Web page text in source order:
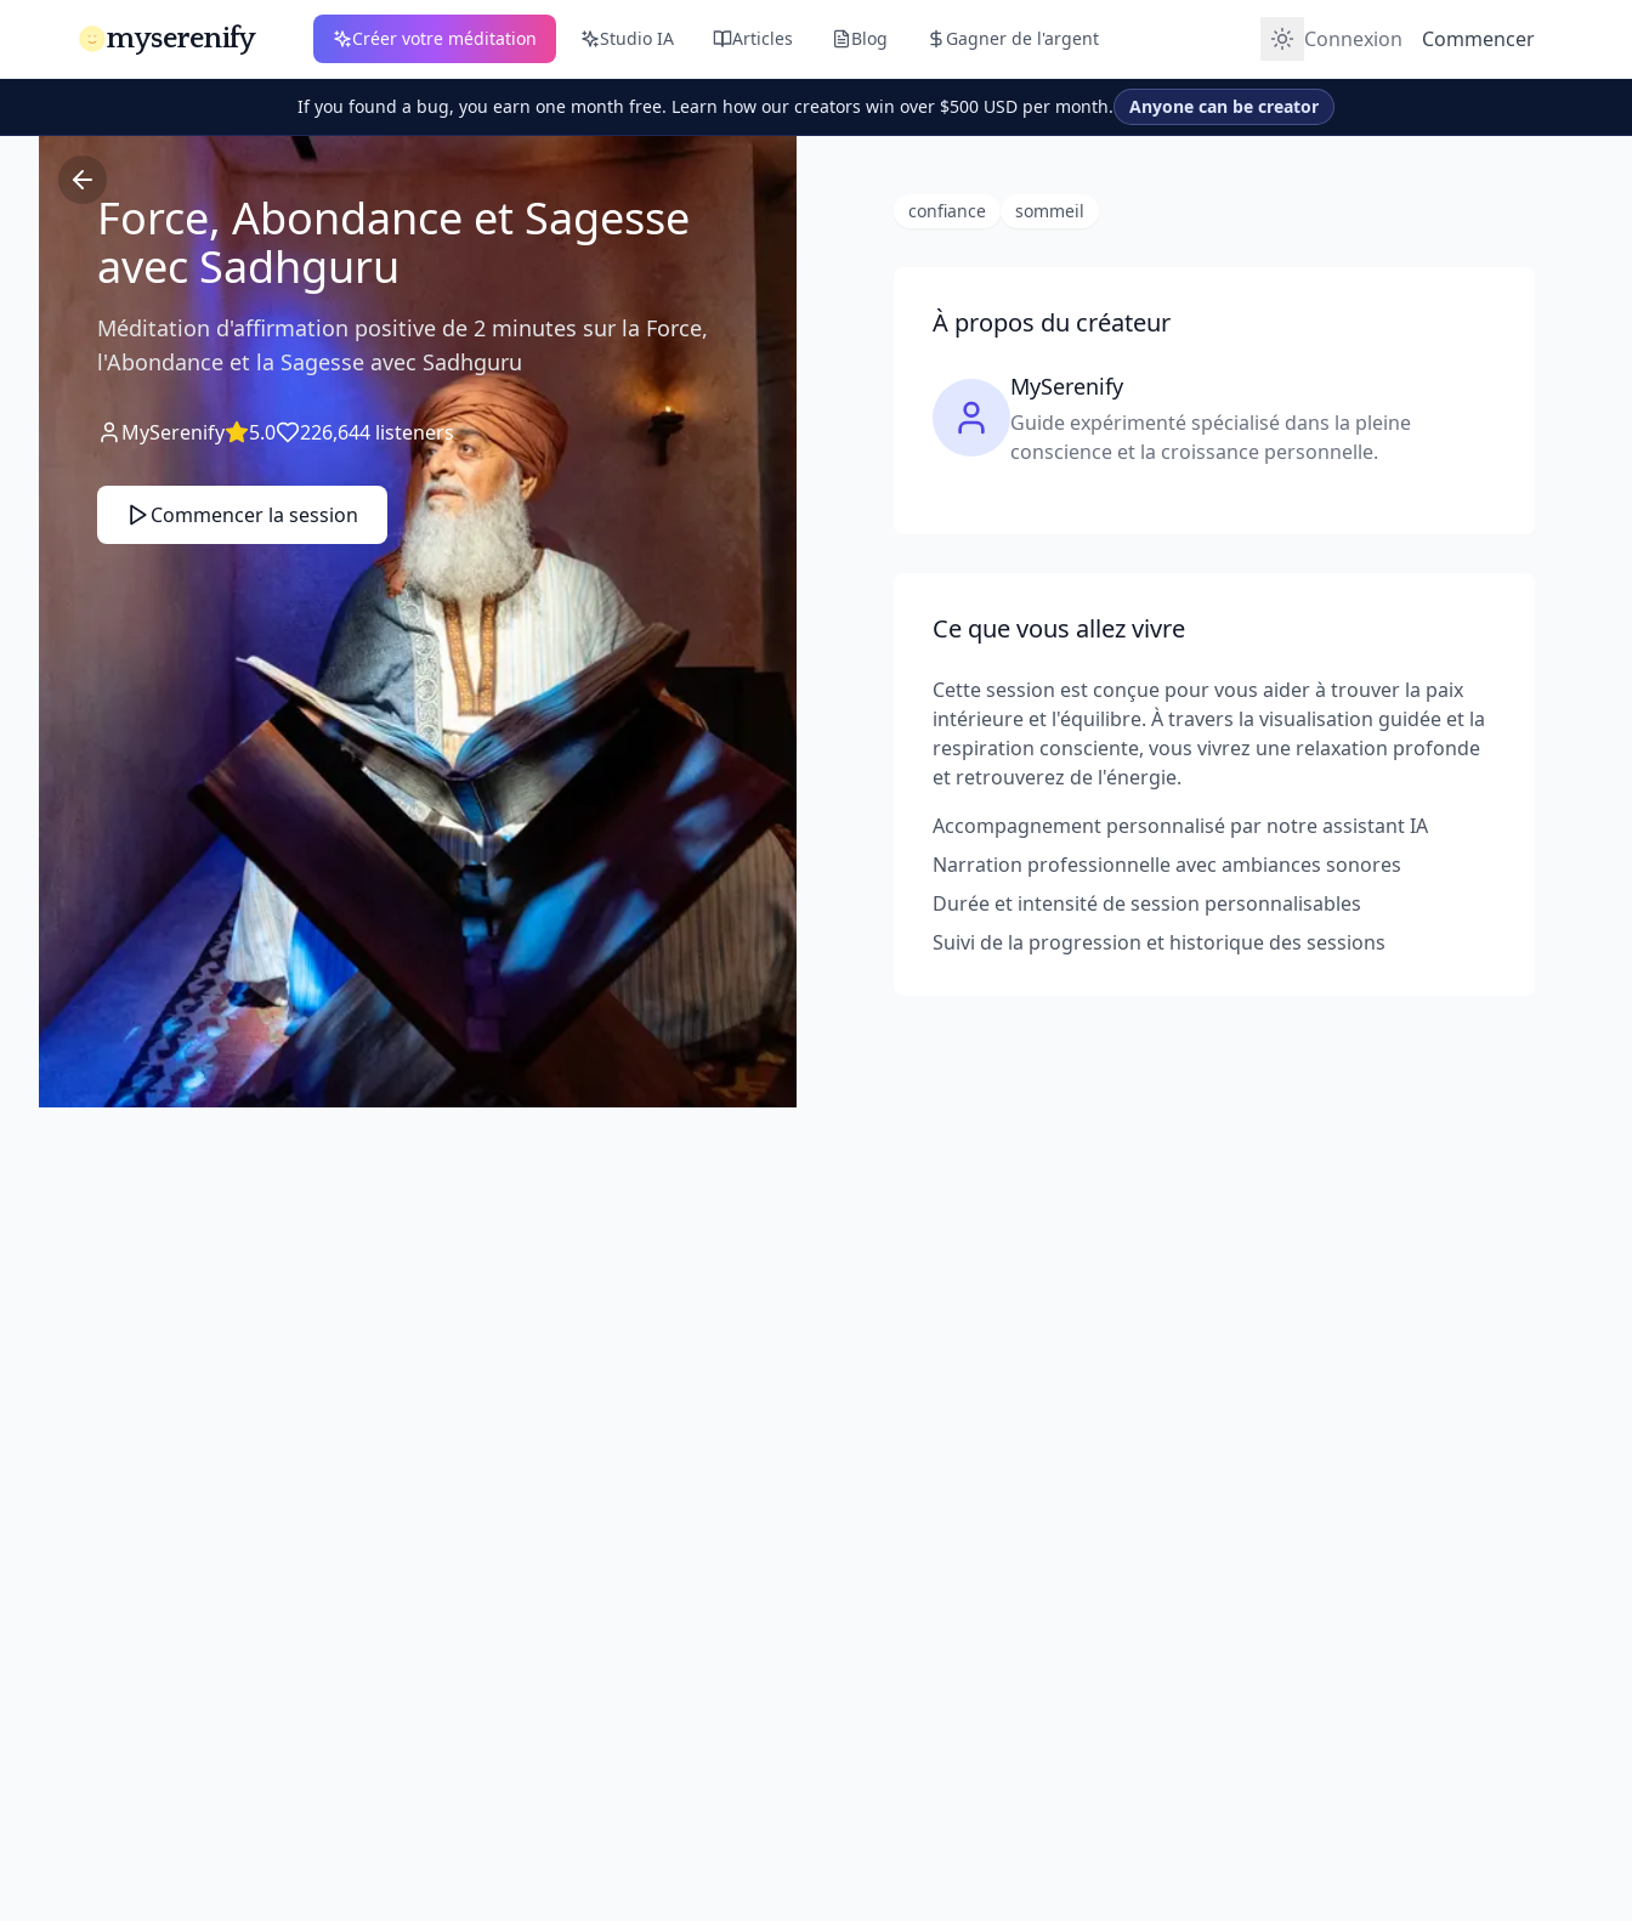
myserenify Créer votre méditation Studio IA Articles Blog Gagner de l'argent Connexion Commencer
If you found a bug, you earn one month free. Learn how our creators win over $500 USD per month. Anyone can be creator
Force, Abondance et Sagesse
avec Sadhguru
Méditation d'affirmation positive de 2 minutes sur la Force,
l'Abondance et la Sagesse avec Sadhguru
MySerenify 5.0 226,644 listeners
Commencer la session
confiance sommeil
À propos du créateur
MySerenify
Guide expérimenté spécialisé dans la pleine
conscience et la croissance personnelle.
Ce que vous allez vivre
Cette session est conçue pour vous aider à trouver la paix
intérieure et l'équilibre. À travers la visualisation guidée et la
respiration consciente, vous vivrez une relaxation profonde
et retrouverez de l'énergie.
Accompagnement personnalisé par notre assistant IA
Narration professionnelle avec ambiances sonores
Durée et intensité de session personnalisables
Suivi de la progression et historique des sessions